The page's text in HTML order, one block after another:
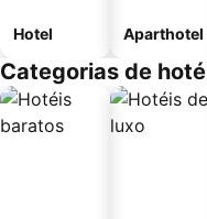
Hotel Aparthotel
Categorias de